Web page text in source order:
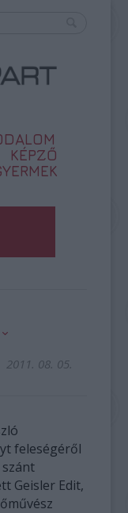
KÉPZŐ
2011. 08. 05.
feleségéről
Geisler Edit,